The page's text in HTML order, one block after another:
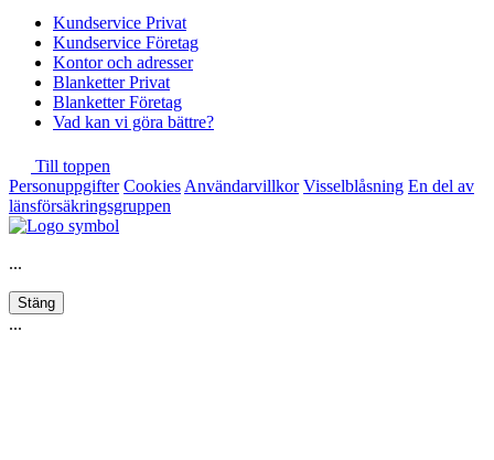
Kundservice Privat
Kundservice Företag
Kontor och adresser
Blanketter Privat
Blanketter Företag
Vad kan vi göra bättre?
Till toppen
Personuppgifter Cookies Användarvillkor Visselblåsning En del av
länsförsäkringsgruppen
...
Stäng
...